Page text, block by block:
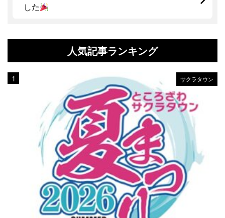
した
人気記事ランキング
サクラタウン